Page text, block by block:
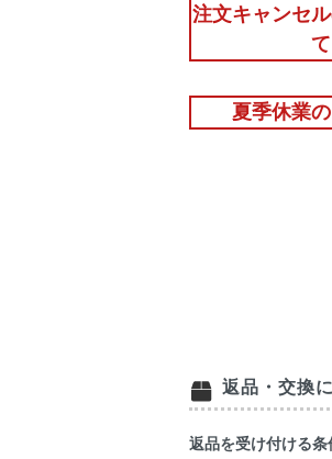
注文キャンセ
て
夏季休業
返品・交換
返品を受け付ける条